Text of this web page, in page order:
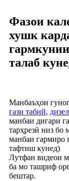
Фазои
хушк
талаб
Манбаъҳои
гази табий, дизел
манбаи дигари
тарҳрезӣ низ бо
манбаи гармиро
тафтиш кунед)
Лутфан видеои
ба мо ташриф
бештар.